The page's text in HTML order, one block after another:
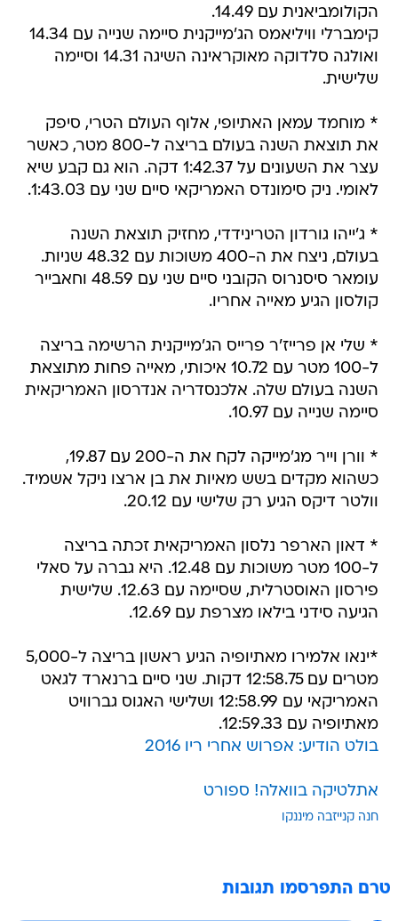
הקולומביאנית עם 14.49.
קימברלי וויליאמס הג'מייקנית סיימה שנייה עם 14.34
ואולגה סלדוקה מאוקראינה השיגה 14.31 וסיימה
שלישית.
* מוחמד עמאן האתיופי, אלוף העולם הטרי, סיפק
את תוצאת השנה בעולם בריצה ל-800 מטר, כאשר
עצר את השעונים על 1:42.37 דקה. הוא גם קבע שיא
לאומי. ניק סימונדס האמריקאי סיים שני עם 1:43.03.
* ג'ייהו גורדון הטרינידדי, מחזיק תוצאת השנה
בעולם, ניצח את ה-400 משוכות עם 48.32 שניות.
עומאר סיסנרוס הקובני סיים שני עם 48.59 וחאבייר
קולסון הגיע מאייה אחריו.
* שלי אן פרייז'ר פרייס הג'מייקנית הרשימה בריצה
ל-100 מטר עם 10.72 איכותי, מאייה פחות מתוצאת
השנה בעולם שלה. אלכנסדריה אנדרסון האמריקאית
סיימה שנייה עם 10.97.
* וורן וייר מג'מייקה לקח את ה-200 עם 19.87,
כשהוא מקדים בשש מאיות את בן ארצו ניקל אשמיד.
וולטר דיקס הגיע רק שלישי עם 20.12.
* דאון הארפר נלסון האמריקאית זכתה בריצה
ל-100 מטר משוכות עם 12.48. היא גברה על סאלי
פירסון האוסטרלית, שסיימה עם 12.63. שלישית
הגיעה סידני בילאו מצרפת עם 12.69.
*ינאו אלמירו מאתיופיה הגיע ראשון בריצה ל-5,000
מטרים עם 12:58.75 דקות. שני סיים ברנארד לגאט
האמריקאי עם 12:58.99 ושלישי האגוס גברוויט
מאתיופיה עם 12:59.33.
בולט הודיע: אפרוש אחרי ריו 2016
אתלטיקה בוואלה! ספורט
חנה קנייזבה מיננקו
טרם התפרסמו תגובות